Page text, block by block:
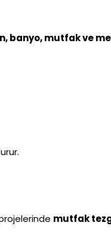
banyo, mutfak ve
mutfak